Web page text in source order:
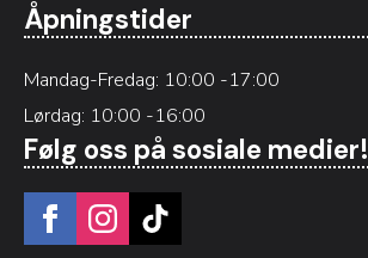
Åpningstider
Mandag-Fredag: 10:00 -17:00
Lørdag: 10:00 -16:00
Følg oss på sosiale medier!